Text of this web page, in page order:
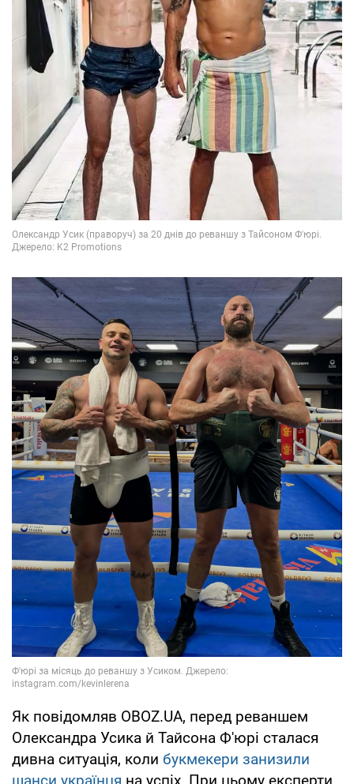
Як повідомляв OBOZ.UA, перед реваншем
Олександра Усика й Тайсона Ф'юрі сталася
дивна ситуація, коли букмекери занизили
шанси українця на успіх. При цьому експерти